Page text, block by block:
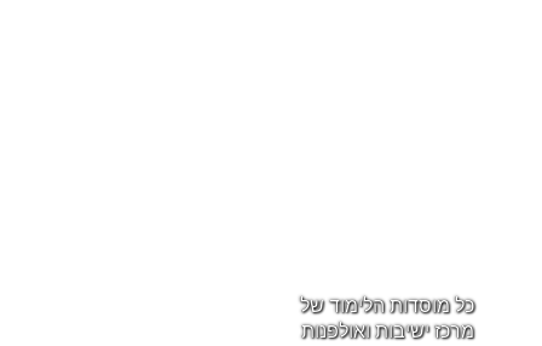
כל מוסדות הלימוד של
מרכז ישיבות ואולפנות